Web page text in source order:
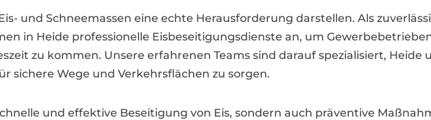
und Schneemassen eine echte Herausforderung darstellen. Als
in Heide professionelle Eisbeseitigungsdienste an, um
zu kommen. Unsere erfahrenen Teams sind darauf spezialisiert, Heide
sichere Wege und Verkehrsflächen zu sorgen.
und effektive Beseitigung von Eis, sondern auch präventive